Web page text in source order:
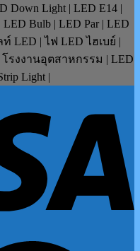
Down Light | LED E14 |
Bulb | LED Par | LED
LED | ไฟ LED ไฮเบย์ |
รงงานอุตสาหกรรม | LED
Light |